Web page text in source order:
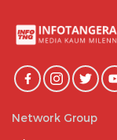
Network Group